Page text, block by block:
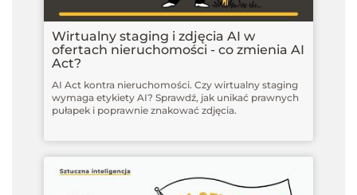
Wirtualny staging i zdjęcia AI w
ofertach nieruchomości - co zmienia AI
Act?
AI Act kontra nieruchomości. Czy wirtualny staging
wymaga etykiety AI? Sprawdź, jak unikać prawnych
pułapek i poprawnie znakować zdjęcia.